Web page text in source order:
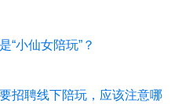
“小仙女陪玩”？
招聘线下陪玩，应该注意哪